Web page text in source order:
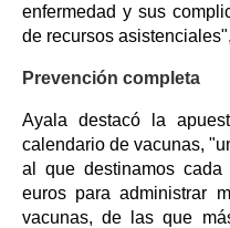
enfermedad y sus
de recursos
Prevención completa
Ayala destacó la
calendario de vacunas,
al que destinamos
euros para administrar
vacunas, de las que